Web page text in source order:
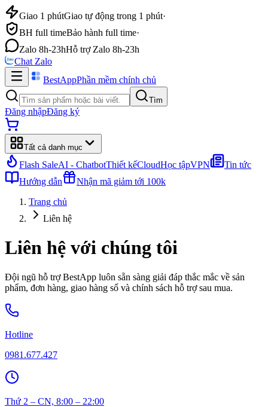
Giao 1 phútGiao tự động trong 1 phút·
BH full timeBảo hành full time·
Zalo 8h-23hHỗ trợ Zalo 8h-23h
Chat Zalo
BestAppPhần mềm chính chủ
Tìm
Đăng nhậpĐăng ký
Tất cả danh mục
Flash SaleAI - ChatbotThiết kếCloudHọc tậpVPN
Tin tức
Hướng dẫn
Nhận mã giảm tới 100k
Trang chủ
Liên hệ
Liên hệ với chúng tôi
Đội ngũ hỗ trợ BestApp luôn sẵn sàng giải đáp thắc mắc về sản
phẩm, đơn hàng, giao hàng số và chính sách hỗ trợ sau mua.
Hotline
0981.677.427
Thứ 2 – CN, 8:00 – 22:00